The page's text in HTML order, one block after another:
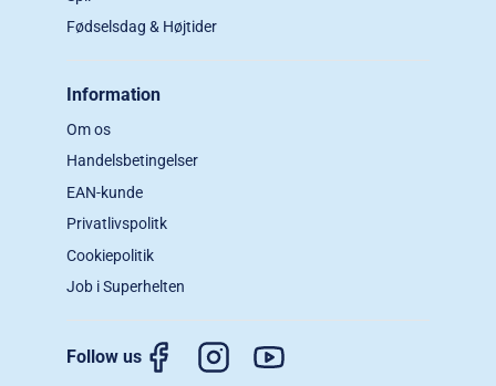
Fødselsdag & Højtider
Information
Om os
Handelsbetingelser
EAN-kunde
Privatlivspolitk
Cookiepolitik
Job i Superhelten
Follow us